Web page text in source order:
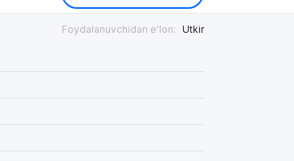
Foydalanuvchidan e'lon: Utkir